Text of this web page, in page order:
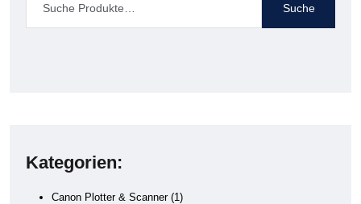
Suche
Kategorien:
Canon Plotter & Scanner 1